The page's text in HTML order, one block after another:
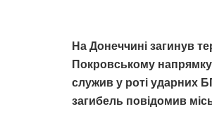
На Донеччині загинув
Покровському
служив у роті ударних
загибель повідомив